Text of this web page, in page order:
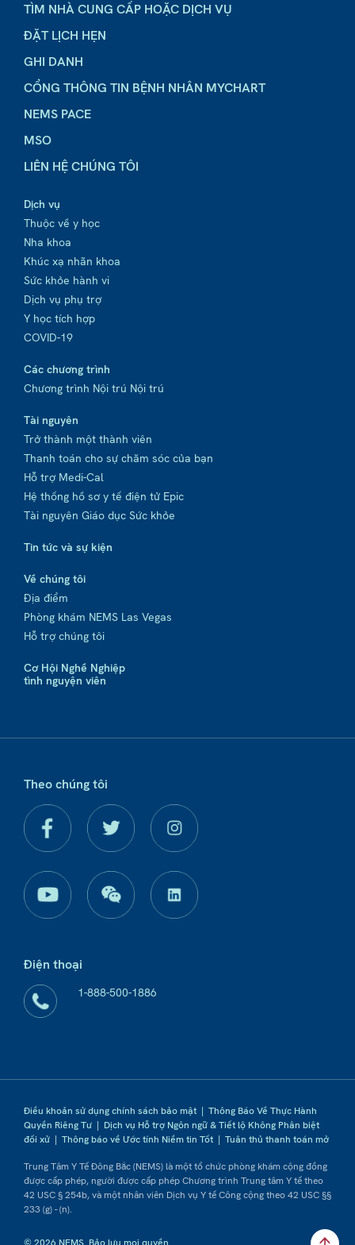
TÌM NHÀ CUNG CẤP HOẶC DỊCH VỤ
ĐẶT LỊCH HẸN
GHI DANH
CỔNG THÔNG TIN BỆNH NHÂN MYCHART
NEMS PACE
MSO
LIÊN HỆ CHÚNG TÔI
Dịch vụ
Thuộc về y học
Nha khoa
Khúc xạ nhãn khoa
Sức khỏe hành vi
Dịch vụ phụ trợ
Y học tích hợp
COVID-19
Các chương trình
Chương trình Nội trú Nội trú
Tài nguyên
Trở thành một thành viên
Thanh toán cho sự chăm sóc của bạn
Hỗ trợ Medi-Cal
Hệ thống hồ sơ y tế điện tử Epic
Tài nguyên Giáo dục Sức khỏe
Tin tức và sự kiện
Về chúng tôi
Địa điểm
Phòng khám NEMS Las Vegas
Hỗ trợ chúng tôi
Cơ Hội Nghề Nghiệp
tình nguyện viên
Theo chúng tôi
Điện thoại
1-888-500-1886
Điều khoản sử dụng chính sách bảo mật | Thông Báo Về Thực Hành
Quyền Riêng Tư | Dịch vụ Hỗ trợ Ngôn ngữ & Tiết lộ Không Phân biệt
đối xử | Thông báo về Ước tính Niềm tin Tốt | Tuân thủ thanh toán mở
Trung Tâm Y Tế Đông Bắc (NEMS) là một tổ chức phòng khám cộng đồng
được cấp phép, người được cấp phép Chương trình Trung tâm Y tế theo
42 USC § 254b, và một nhân viên Dịch vụ Y tế Công cộng theo 42 USC §§
233 (g) - (n).